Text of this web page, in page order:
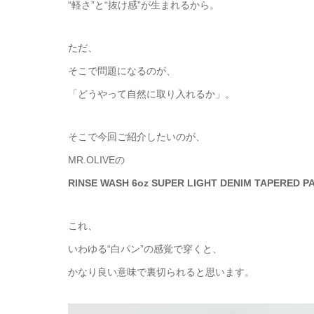
“軽さ”と“抜け感”が生まれるから。
ただ、
そこで問題になるのが、
「どうやって自然に取り入れるか」。
そこで今回ご紹介したいのが、
MR.OLIVEの
RINSE WASH 6oz SUPER LIGHT DENIM TAPERED
これ、
いわゆる“白パン”の感覚で穿くと、
かなり良い意味で裏切られると思います。